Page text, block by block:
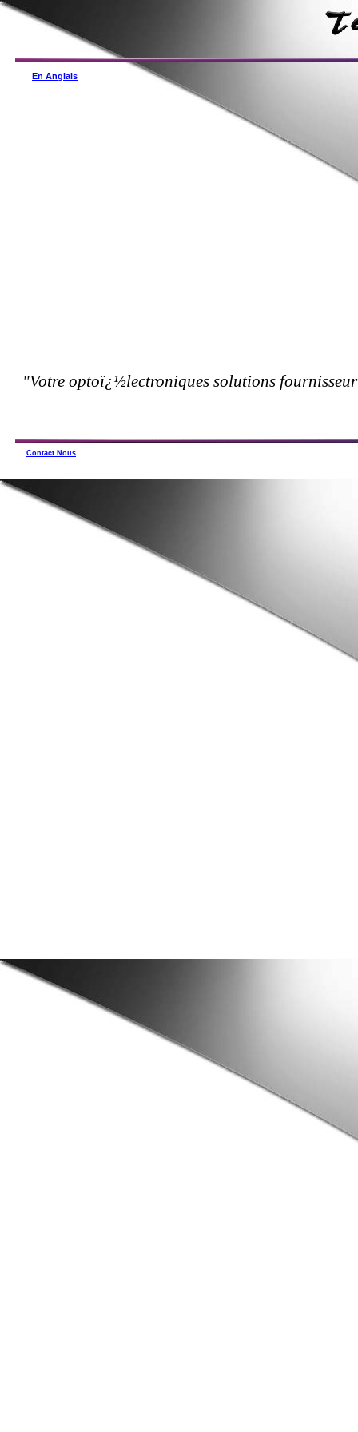
Contact Nous
En Anglais
"Votre optoï¿½lectroniques solutions